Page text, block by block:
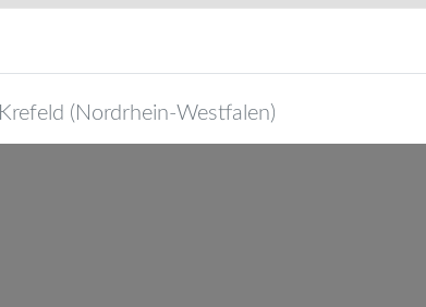
Krefeld ( Nordrhein-Westfalen)